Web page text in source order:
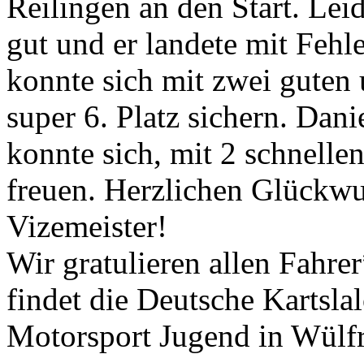
gut und er landete mit
konnte sich mit zwei
super 6. Platz sichern.
konnte sich, mit 2
freuen. Herzlichen
Vizemeister!
Wir gratulieren allen
findet die Deutsche
Motorsport Jugend in